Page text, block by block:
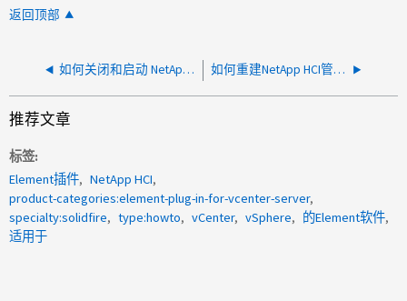
返回顶部
如何关闭和启动 NetApp HCI 系统 如何重建NetApp HCI管理节点Docker集群覆盖网络
推荐文章
标签
Element插件
NetApp HCI
product-categories:element-plug-in-for-vcenter-server
specialty:solidfire
type:howto vCenter vSphere
的Element软件
适用于